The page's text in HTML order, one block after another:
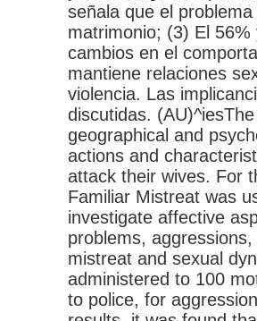
señala que el
matrimonio; (3) El
cambios en el
mantiene relaciones
violencia. Las
discutidas.
geographical and
actions and
attack their wives. For
Familiar Mistreat was
investigate affective
problems,
mistreat and sexual
administered to 100
to police, for